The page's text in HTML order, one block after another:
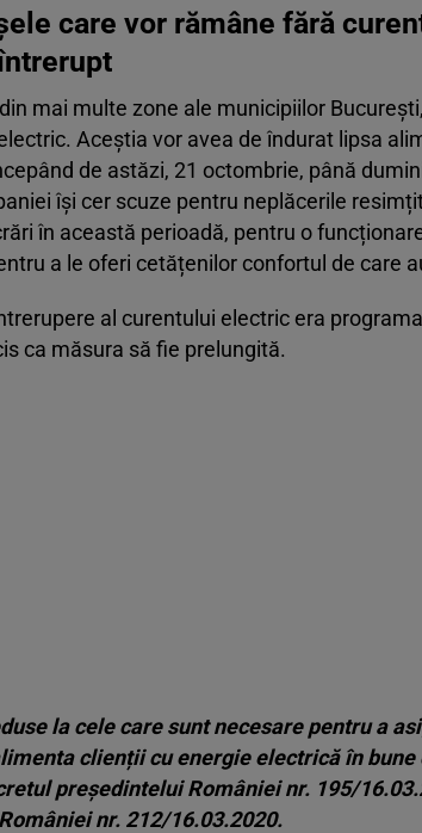
care vor rămâne fără
mai multe zone ale municipiilor
Aceștia vor avea de îndurat lipsa
de astăzi, 21 octombrie, până
își cer scuze pentru neplăcerile
în această perioadă, pentru o
a le oferi cetățenilor confortul de care
al curentului electric era
ca măsura să fie prelungită.
la cele care sunt necesare pentru a
clienții cu energie electrică în
președintelui României nr. 195/
nr. 212/16.03.2020.